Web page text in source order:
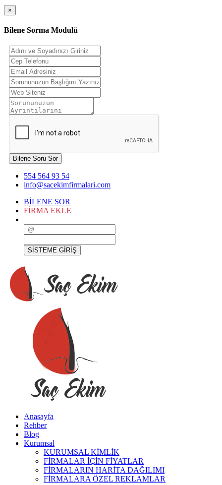
×
Bilene Sorma Modulü
Bilene Soru Sor
554 564 93 54
info@sacekimfirmalari.com
BİLENE SOR
FİRMA EKLE
SİSTEME GİRİŞ
Anasayfa
Rehber
Blog
Kurumsal
KURUMSAL KİMLİK
FİRMALAR İÇİN FİYATLAR
FİRMALARIN HARİTA DAĞILIMI
FİRMALARA ÖZEL REKLAMLAR